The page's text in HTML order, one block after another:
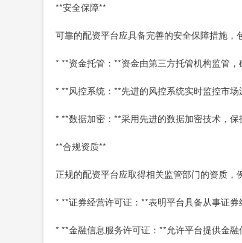
**安全保障**
可靠的配资平台应具备完善的安全保障措施，
* **资金托管：**资金由第三方托管机构监管，
* **风控系统：**先进的风控系统实时监控市场
* **数据加密：**采用先进的数据加密技术，保
**合规资质**
正规的配资平台应取得相关监管部门的资质，
* **证券经营许可证：**表明平台具备从事证券
* **金融信息服务许可证：**允许平台提供金融